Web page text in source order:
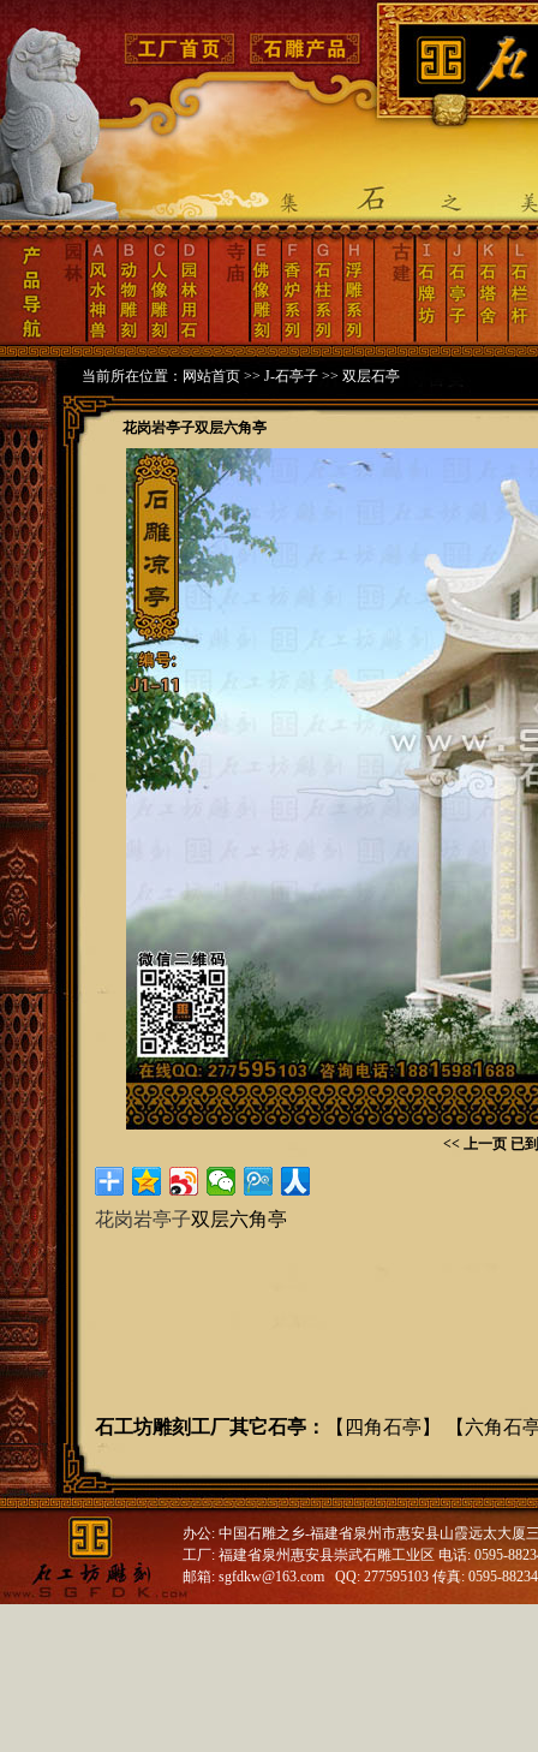
当前所在位置： 网站首页>> J-石亭子>> 双层石亭
花岗岩亭子双层六角亭
<< 上一页 已
花岗岩亭子双层六角亭
石工坊雕刻工厂其它石亭： 【 四角石亭 】 【 六角石
办公: 中国石雕之乡-福建省泉州市惠安县山霞远太大厦
工厂: 福建省泉州惠安县崇武石雕工业区 电话: 0595-
邮箱: sgfdkw@163.com QQ: 277595103 传真: 0595-